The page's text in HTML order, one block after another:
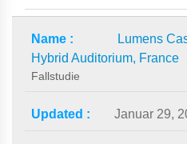
Lumens
Hybrid Auditorium, France
Fallstudie
Januar 29,